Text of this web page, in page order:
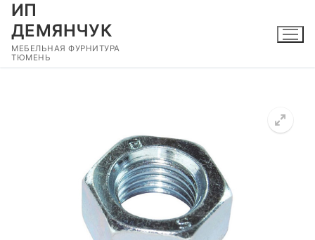
Перейти
содержимому
ИП
ДЕМЯНЧУК
МЕБЕЛЬНАЯ ФУРНИТУРА
ТЮМЕНЬ